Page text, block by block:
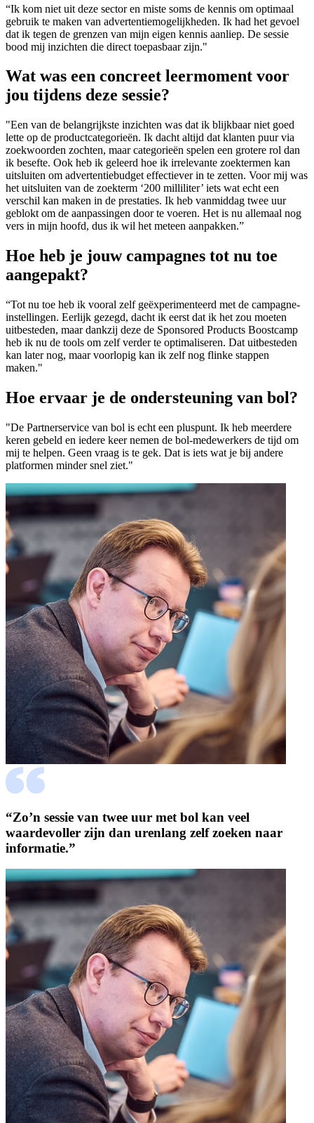
“Ik kom niet uit deze sector en miste soms de kennis om optimaal
gebruik te maken van advertentiemogelijkheden. Ik had het gevoel
dat ik tegen de grenzen van mijn eigen kennis aanliep. De sessie
bood mij inzichten die direct toepasbaar zijn."
Wat was een concreet leermoment voor
jou tijdens deze sessie?
"Een van de belangrijkste inzichten was dat ik blijkbaar niet goed
lette op de productcategorieën. Ik dacht altijd dat klanten puur via
zoekwoorden zochten, maar categorieën spelen een grotere rol dan
ik besefte. Ook heb ik geleerd hoe ik irrelevante zoektermen kan
uitsluiten om advertentiebudget effectiever in te zetten. Voor mij was
het uitsluiten van de zoekterm ‘200 milliliter’ iets wat echt een
verschil kan maken in de prestaties. Ik heb vanmiddag twee uur
geblokt om de aanpassingen door te voeren. Het is nu allemaal nog
vers in mijn hoofd, dus ik wil het meteen aanpakken.”
Hoe heb je jouw campagnes tot nu toe
aangepakt?
“Tot nu toe heb ik vooral zelf geëxperimenteerd met de campagne-
instellingen. Eerlijk gezegd, dacht ik eerst dat ik het zou moeten
uitbesteden, maar dankzij deze de Sponsored Products Boostcamp
heb ik nu de tools om zelf verder te optimaliseren. Dat uitbesteden
kan later nog, maar voorlopig kan ik zelf nog flinke stappen
maken."
Hoe ervaar je de ondersteuning van bol?
"De Partnerservice van bol is echt een pluspunt. Ik heb meerdere
keren gebeld en iedere keer nemen de bol-medewerkers de tijd om
mij te helpen. Geen vraag is te gek. Dat is iets wat je bij andere
platformen minder snel ziet."
“Zo’n sessie van twee uur met bol kan veel
waardevoller zijn dan urenlang zelf zoeken naar
informatie.”